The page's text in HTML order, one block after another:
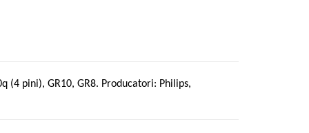
(4 pini), GR10, GR8. Producatori: Philips,